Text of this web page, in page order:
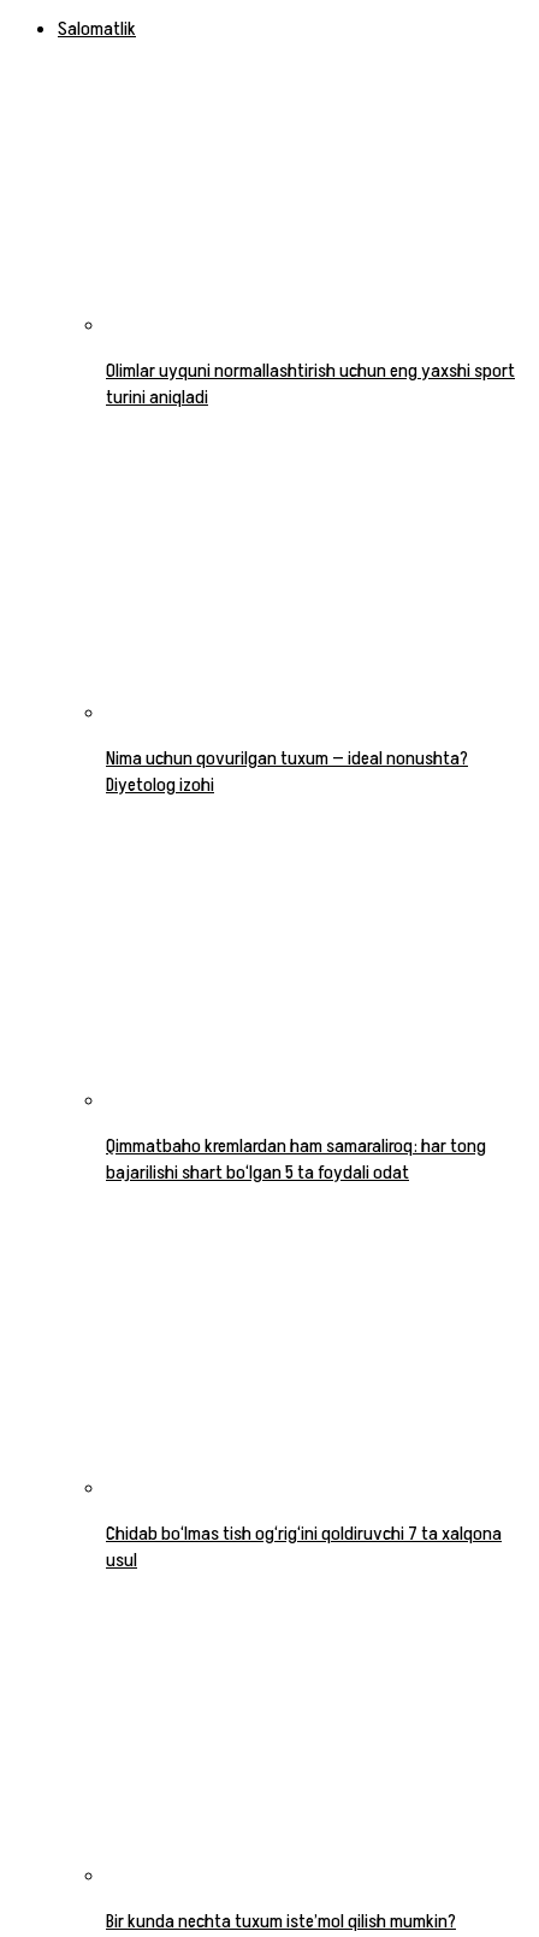
Salomatlik
Olimlar uyquni normallashtirish uchun eng yaxshi sport
turini aniqladi
Nima uchun qovurilgan tuxum — ideal nonushta?
Diyetolog izohi
Qimmatbaho kremlardan ham samaraliroq: har tong
bajarilishi shart bo‘lgan 5 ta foydali odat
Chidab bo‘lmas tish og‘rig‘ini qoldiruvchi 7 ta xalqona
usul
Bir kunda nechta tuxum iste’mol qilish mumkin?